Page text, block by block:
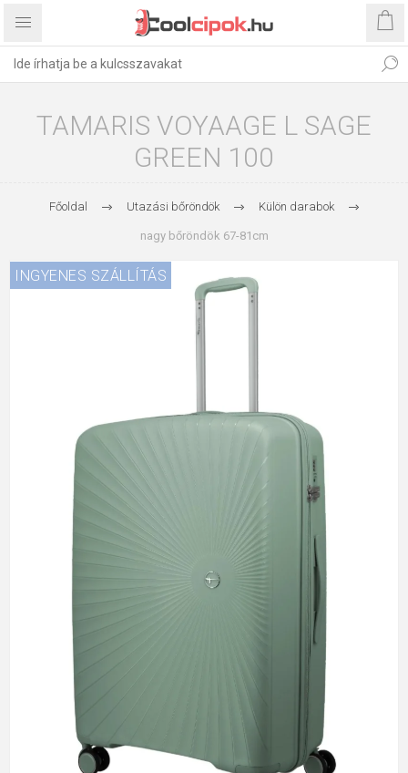
TAMARIS VOYAAGE L SAGE
GREEN 100
Főoldal Utazási bőröndök Külön darabok
nagy bőröndök 67-81cm
INGYENES SZÁLLÍTÁS